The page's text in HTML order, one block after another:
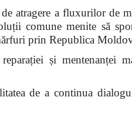
atragere a fluxurilor de
comune menite să
prin Republica
și mentenanței
de a continua